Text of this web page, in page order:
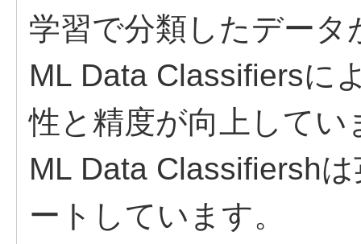
学習で分類したデー
ML Data Classifiersに
性と精度が向上してい
ML Data Classifiersh
ートしています。